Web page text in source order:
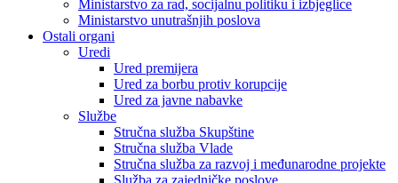
Ministarstvo za rad, socijalnu politiku i izbjeglice
Ministarstvo unutrašnjih poslova
Ostali organi
Uredi
Ured premijera
Ured za borbu protiv korupcije
Ured za javne nabavke
Službe
Stručna služba Skupštine
Stručna služba Vlade
Stručna služba za razvoj i međunarodne projekte